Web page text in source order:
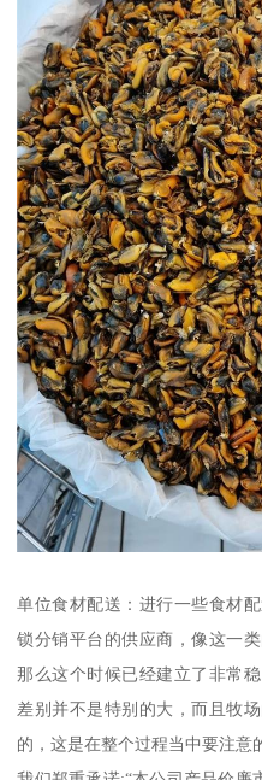
单位食材配送：进行一些食材
锁分销平台的供应商，像这一
那么这个时候已经建立了非常
差别并不是特别的大，而且牧
的，这是在整个过程当中要注意